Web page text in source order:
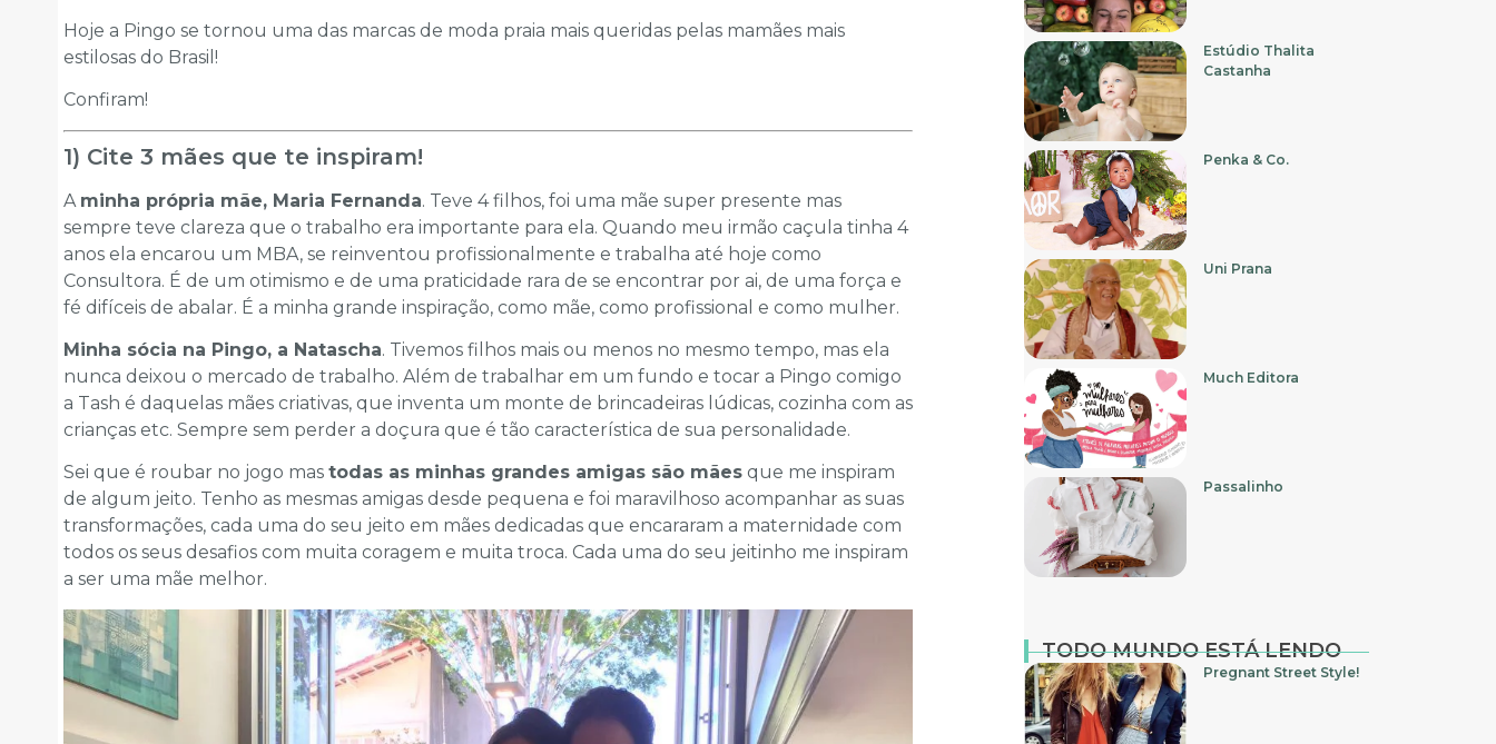
Hoje a Pingo se tornou uma das marcas de moda praia mais queridas pelas mamães mais
estilosas do Brasil!
Confiram!
1) Cite 3 mães que te inspiram!
A minha própria mãe, Maria Fernanda. Teve 4 filhos, foi uma mãe super presente mas
sempre teve clareza que o trabalho era importante para ela. Quando meu irmão caçula tinha 4
anos ela encarou um MBA, se reinventou profissionalmente e trabalha até hoje como
Consultora. É de um otimismo e de uma praticidade rara de se encontrar por ai, de uma força e
fé difíceis de abalar. É a minha grande inspiração, como mãe, como profissional e como mulher.
Minha sócia na Pingo, a Natascha. Tivemos filhos mais ou menos no mesmo tempo, mas ela
nunca deixou o mercado de trabalho. Além de trabalhar em um fundo e tocar a Pingo comigo
a Tash é daquelas mães criativas, que inventa um monte de brincadeiras lúdicas, cozinha com as
crianças etc. Sempre sem perder a doçura que é tão característica de sua personalidade.
Sei que é roubar no jogo mas todas as minhas grandes amigas são mães que me inspiram
de algum jeito. Tenho as mesmas amigas desde pequena e foi maravilhoso acompanhar as suas
transformações, cada uma do seu jeito em mães dedicadas que encararam a maternidade com
todos os seus desafios com muita coragem e muita troca. Cada uma do seu jeitinho me inspiram
a ser uma mãe melhor.
Estúdio Thalita
Castanha
Penka & Co.
Uni Prana
Much Editora
Passalinho
TODO MUNDO ESTÁ LENDO
Pregnant Street Style!